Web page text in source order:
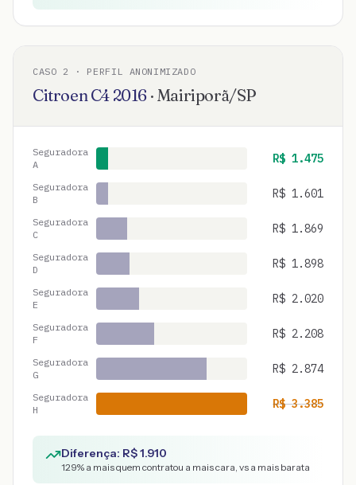
CASO 2 · PERFIL ANONIMIZADO
CitroenC4 2016 · Mairiporã/SP
Seguradora
A
R$ 1.475
Seguradora
B
R$ 1.601
Seguradora
C
R$ 1.869
Seguradora
D
R$ 1.898
Seguradora
E
R$ 2.020
Seguradora
F
R$ 2.208
Seguradora
G
R$ 2.874
Seguradora
H
R$3.385
Diferença: R$1.910
129% a mais quem contratou a mais cara, vs a mais barata